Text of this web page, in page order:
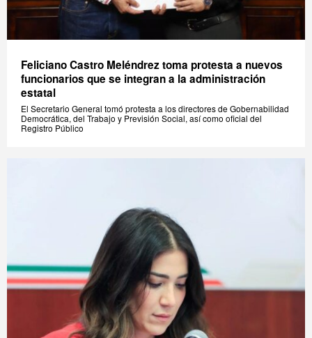
Feliciano Castro Meléndrez toma protesta a nuevos
funcionarios que se integran a la administración
estatal
El Secretario General tomó protesta a los directores de Gobernabilidad
Democrática, del Trabajo y Previsión Social, así como oficial del
Registro Público